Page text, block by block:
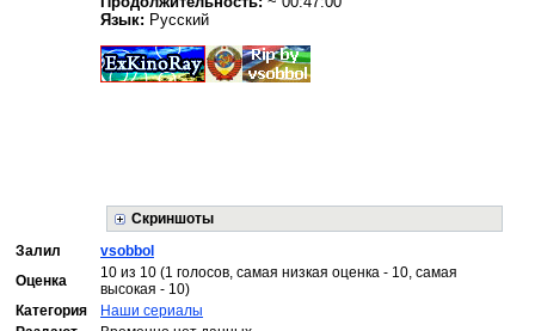
Язык: Русский
Скриншоты
Залил
vsobbol
Оценка
10 из 10 (1 голосов, самая низкая оценка - 10, самая
высокая - 10)
Категория
Наши сериалы